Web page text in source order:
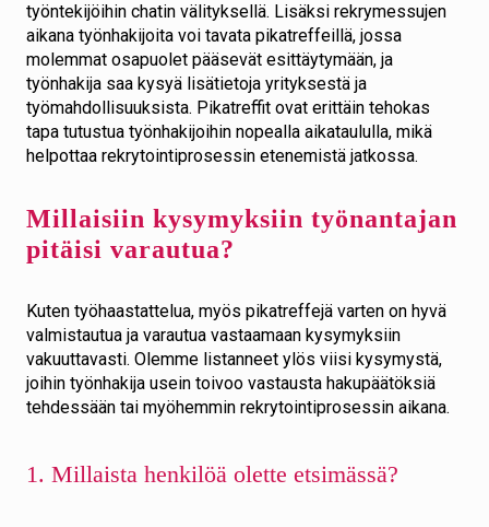
työntekijöihin chatin välityksellä. Lisäksi rekrymessujen
aikana työnhakijoita voi tavata pikatreffeillä, jossa
molemmat osapuolet pääsevät esittäytymään, ja
työnhakija saa kysyä lisätietoja yrityksestä ja
työmahdollisuuksista. Pikatreffit ovat erittäin tehokas
tapa tutustua työnhakijoihin nopealla aikataululla, mikä
helpottaa rekrytointiprosessin etenemistä jatkossa.
Millaisiin kysymyksiin työnantajan
pitäisi varautua?
Kuten työhaastattelua, myös pikatreffejä varten on hyvä
valmistautua ja varautua vastaamaan kysymyksiin
vakuuttavasti. Olemme listanneet ylös viisi kysymystä,
joihin työnhakija usein toivoo vastausta hakupäätöksiä
tehdessään tai myöhemmin rekrytointiprosessin aikana.
1. Millaista henkilöä olette etsimässä?